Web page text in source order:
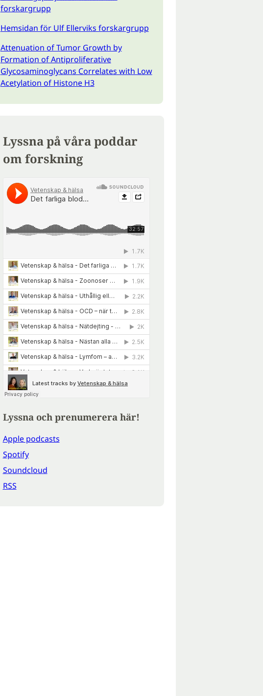
forskargrupp
Hemsidan för Ulf Ellerviks forskargrupp
Attenuation of Tumor Growth by
Formation of Antiproliferative
Glycosaminoglycans Correlates with Low
Acetylation of Histone H3
Lyssna på våra poddar
om forskning
Lyssna och prenumerera här!
Apple podcasts
Spotify
Soundcloud
RSS